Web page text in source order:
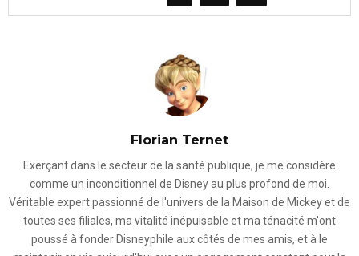
Florian Ternet
Exerçant dans le secteur de la santé publique, je me considère
comme un inconditionnel de Disney au plus profond de moi.
Véritable expert passionné de l'univers de la Maison de Mickey et de
toutes ses filiales, ma vitalité inépuisable et ma ténacité m'ont
poussé à fonder Disneyphile aux côtés de mes amis, et à le